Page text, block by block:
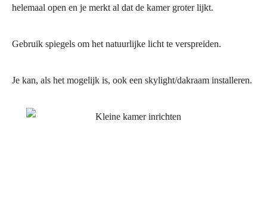
helemaal open en je merkt al dat de kamer groter lijkt.
Gebruik spiegels om het natuurlijke licht te verspreiden.
Je kan, als het mogelijk is, ook een skylight/dakraam installeren.